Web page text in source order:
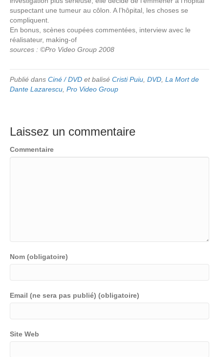
suspectant une tumeur au côlon. A l’hôpital, les choses se
compliquent.
En bonus, scènes coupées commentées, interview avec le
réalisateur, making-of
sources : ©Pro Video Group 2008
Publié dans Ciné / DVD et balisé Cristi Puiu DVD La Mort de
Dante Lazarescu Pro Video Group
Laissez un commentaire
Commentaire
Nom (obligatoire)
Email (ne sera pas publié) (obligatoire)
Site Web